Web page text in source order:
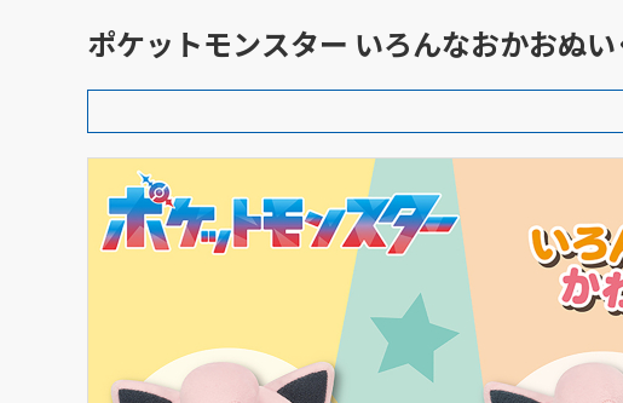
ポケットモンスター いろんなおかおぬ